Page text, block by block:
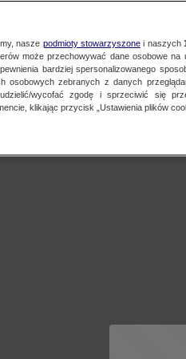
nasze podmioty stowarzyszonei naszych
może przechowywać dane osobowe na
bardziej spersonalizowanego
osobowych zebranych z danych
wycofać zgodę i sprzeciwić się
klikając przycisk „Ustawienia plików